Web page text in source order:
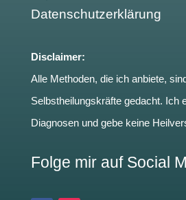
Datenschutzerklärung
Disclaimer:
Alle Methoden, die ich anbiete,
Selbstheilungskräfte gedacht. Ich
Diagnosen und gebe keine
Folge mir auf Social